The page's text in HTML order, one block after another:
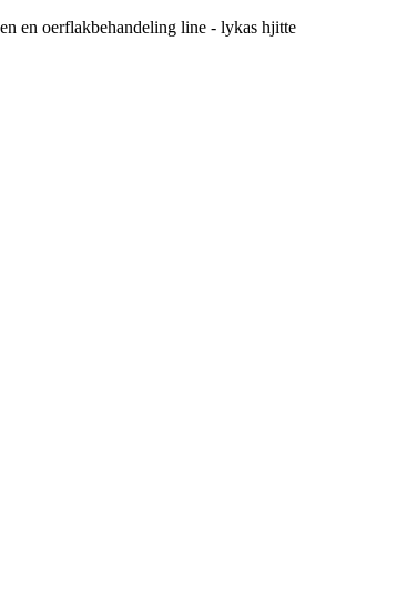
en oerflakbehandeling line - lykas hjitte